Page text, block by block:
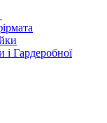
Гардеробної